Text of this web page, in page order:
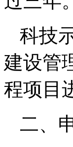
科技
建设管
程项目
二、